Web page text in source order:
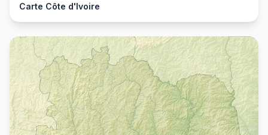
Carte Côte d'Ivoire